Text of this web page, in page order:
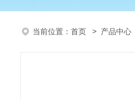
当前位置： 首页 > 产品中心